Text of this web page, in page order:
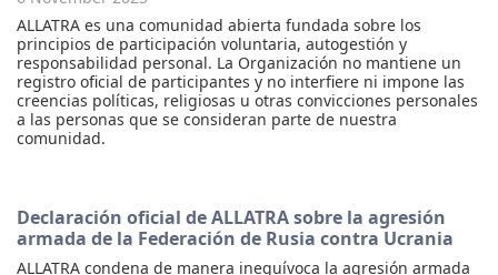
ALLATRA es una comunidad abierta fundada sobre los
principios de participación voluntaria, autogestión y
responsabilidad personal. La Organización no mantiene un
registro oficial de participantes y no interfiere ni impone las
creencias políticas, religiosas u otras convicciones personales
a las personas que se consideran parte de nuestra
comunidad.
Declaración oficial de ALLATRA sobre la agresión
armada de la Federación de Rusia contra Ucrania
ALLATRA condena de manera inequívoca la agresión armada